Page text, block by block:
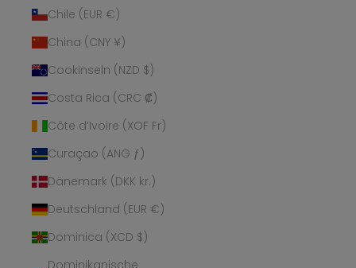
Chile (EUR €)
China (CNY ¥)
Cookinseln (NZD $)
Costa Rica (CRC ₡)
Côte d’Ivoire (XOF Fr)
Curaçao (ANG ƒ)
Dänemark (DKK kr.)
Deutschland (EUR €)
Dominica (XCD $)
Dominikanische